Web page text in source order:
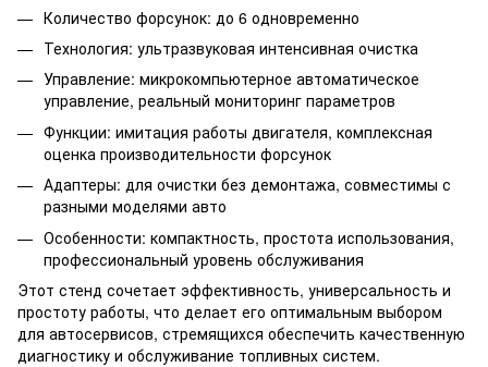
Количество форсунок: до 6 одновременно
Технология: ультразвуковая интенсивная очистка
Управление: микрокомпьютерное автоматическое
управление, реальный мониторинг параметров
Функции: имитация работы двигателя, комплексная
оценка производительности форсунок
Адаптеры: для очистки без демонтажа, совместимы с
разными моделями авто
Особенности: компактность, простота использования,
профессиональный уровень обслуживания
Этот стенд сочетает эффективность, универсальность и
простоту работы, что делает его оптимальным выбором
для автосервисов, стремящихся обеспечить качественную
диагностику и обслуживание топливных систем.